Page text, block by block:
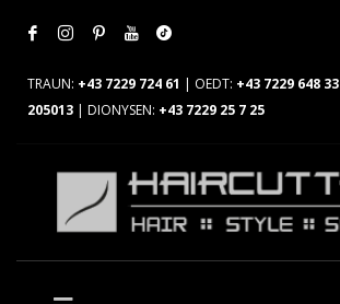
TRAUN: +43 7229 724 61 | OEDT: +43 7229 648 33
205013 | DIONYSEN: +43 7229 25 7 25